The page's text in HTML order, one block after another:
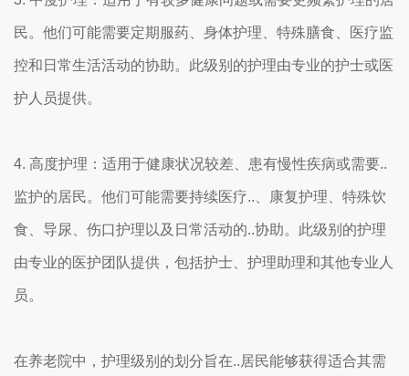
民。他们可能需要定期服药、身体护理、特殊膳食、医疗监
控和日常生活活动的协助。此级别的护理由专业的护士或医
护人员提供。
4. 高度护理：适用于健康状况较差、患有慢性疾病或需要..
监护的居民。他们可能需要持续医疗..、康复护理、特殊饮
食、导尿、伤口护理以及日常活动的..协助。此级别的护理
由专业的医护团队提供，包括护士、护理助理和其他专业人
员。
在养老院中，护理级别的划分旨在..居民能够获得适合其需